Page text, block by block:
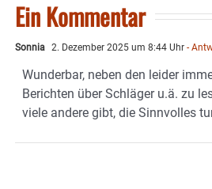
Ein Kommentar
Sonnia 2. Dezember 2025 um 8:44 Uhr -
Wunderbar, neben den leider
Berichten über Schläger u.ä. zu
viele andere gibt, die Sinnvolles